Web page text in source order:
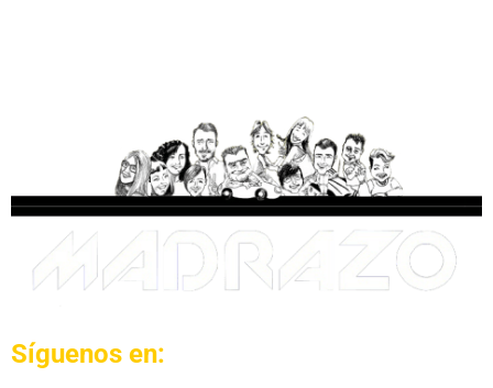
Síguenos en: